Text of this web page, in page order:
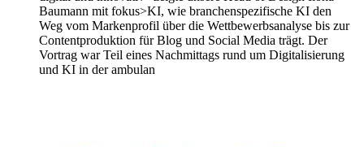
Baumann mit fokus>KI, wie branchenspezifische KI den
Weg vom Markenprofil über die Wettbewerbsanalyse bis zur
Contentproduktion für Blog und Social Media trägt. Der
Vortrag war Teil eines Nachmittags rund um Digitalisierung
und KI in der ambulan